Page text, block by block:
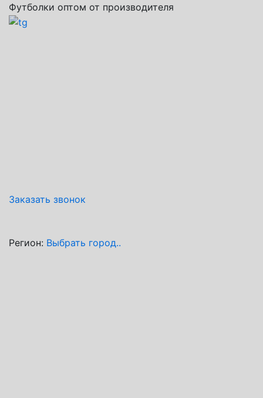
Футболки оптом от производителя
Заказать звонок
Регион: Выбрать город..